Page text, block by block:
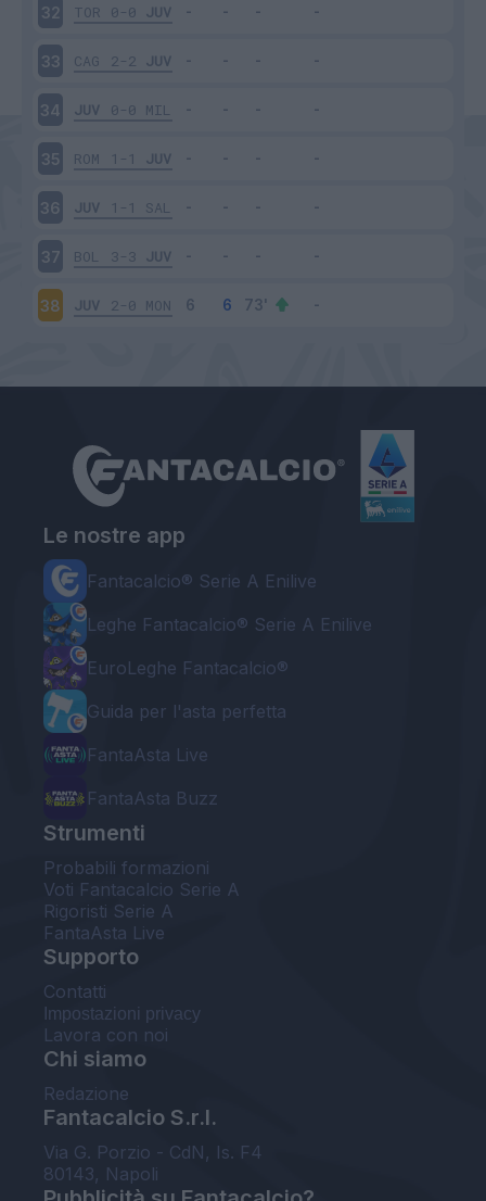
32 TOR 0-0 JUV
33 CAG 2-2 JUV
34 JUV 0-0 MIL
35 ROM 1-1 JUV
36 JUV 1-1 SAL
37 BOL 3-3 JUV
38 JUV 2-0 MON
Le nostre app
Fantacalcio® Serie A Enilive
Leghe Fantacalcio® Serie A Enilive
EuroLeghe Fantacalcio®
Guida per l'asta perfetta
FantaAsta Live
FantaAsta Buzz
Strumenti
Probabili formazioni
Voti Fantacalcio Serie A
Rigoristi Serie A
FantaAsta Live
Supporto
Contatti
Impostazioni privacy
Lavora con noi
Chi siamo
Redazione
Fantacalcio S.r.l.
Via G. Porzio - CdN, Is. F4
80143, Napoli